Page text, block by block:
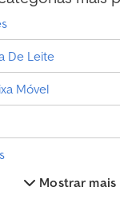
De Leite
Móvel
Mostrar mais